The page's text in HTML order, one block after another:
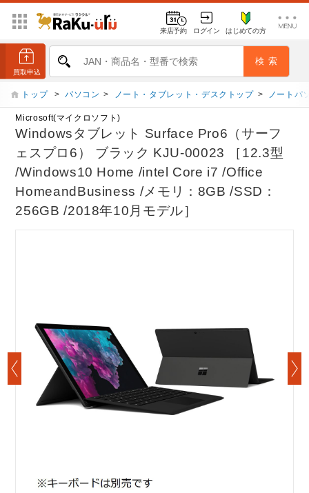
来店予約 ログイン はじめての方
トップ > パソコン > ノート・タブレット・デスクトップ > ノートパ
Microsoft(マイクロソフト)
Windowsタブレット Surface Pro6（サーフ
ェスプロ6） ブラック KJU-00023 ［12.3型
/Windows10 Home /intel Core i7 /Office
HomeandBusiness /メモリ：8GB /SSD：
256GB /2018年10月モデル］